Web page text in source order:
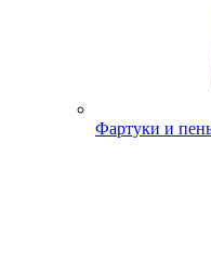
Фартуки и